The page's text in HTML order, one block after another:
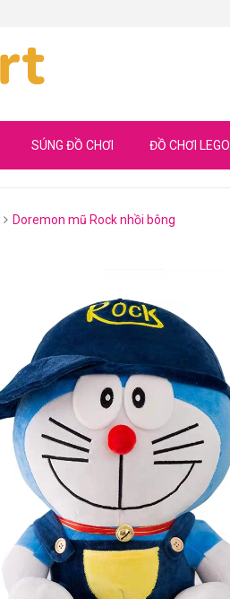
SÚNG ĐỒ CHƠI ĐỒ CHƠI LEGO
Doremon mũ Rock nhồi bông